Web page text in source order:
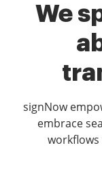
We
signNow
embrace